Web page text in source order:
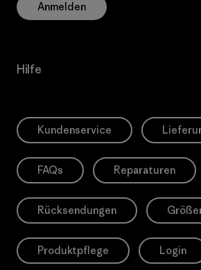
Anmelden
Hilfe
Kundenservice
FAQs Reparaturen
Rücksendungen
Produktpflege Login